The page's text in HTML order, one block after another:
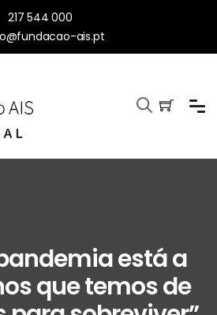
217 544 000
ais.pt
está a
que temos de